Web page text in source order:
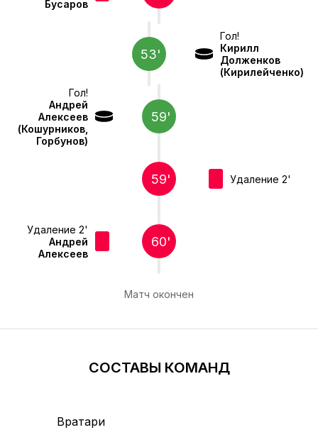
Бусаров
53'
Гол!
Кирилл
Долженков
(Кирилейченко)
Гол!
Андрей
Алексеев
(Кошурников,
Горбунов)
59'
59' Удаление 2'
Удаление 2'
Андрей
Алексеев
60'
Матч окончен
СОСТАВЫ КОМАНД
Вратари